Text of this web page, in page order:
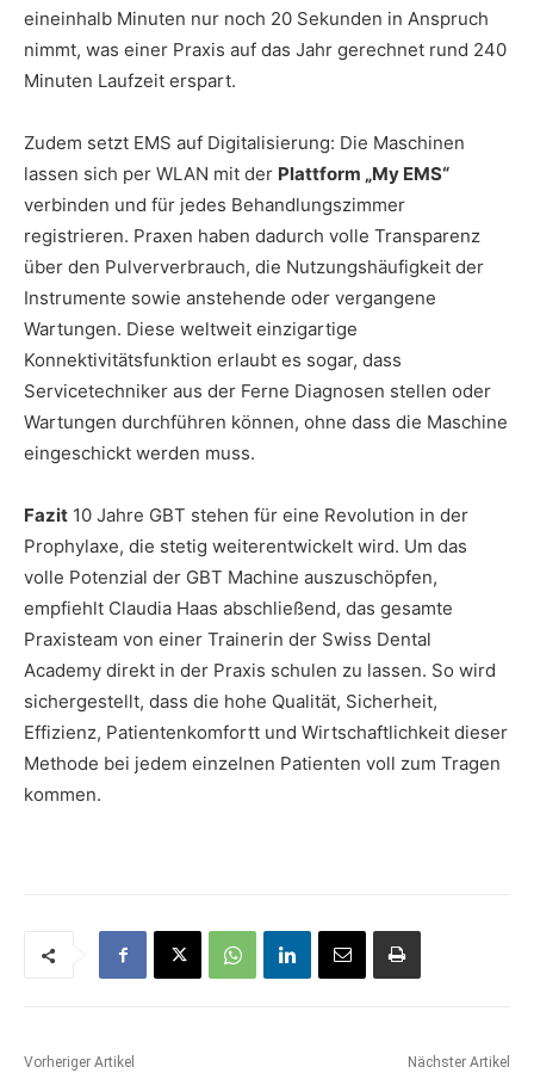
eineinhalb Minuten nur noch 20 Sekunden in Anspruch
nimmt, was einer Praxis auf das Jahr gerechnet rund 240
Minuten Laufzeit erspart.
Zudem setzt EMS auf Digitalisierung: Die Maschinen
lassen sich per WLAN mit der Plattform „My EMS“
verbinden und für jedes Behandlungszimmer
registrieren. Praxen haben dadurch volle Transparenz
über den Pulververbrauch, die Nutzungshäufigkeit der
Instrumente sowie anstehende oder vergangene
Wartungen. Diese weltweit einzigartige
Konnektivitätsfunktion erlaubt es sogar, dass
Servicetechniker aus der Ferne Diagnosen stellen oder
Wartungen durchführen können, ohne dass die Maschine
eingeschickt werden muss.
Fazit 10 Jahre GBT stehen für eine Revolution in der
Prophylaxe, die stetig weiterentwickelt wird. Um das
volle Potenzial der GBT Machine auszuschöpfen,
empfiehlt Claudia Haas abschließend, das gesamte
Praxisteam von einer Trainerin der Swiss Dental
Academy direkt in der Praxis schulen zu lassen. So wird
sichergestellt, dass die hohe Qualität, Sicherheit,
Effizienz, Patientenkomfortt und Wirtschaftlichkeit dieser
Methode bei jedem einzelnen Patienten voll zum Tragen
kommen.
Vorheriger Artikel Nächster Artikel